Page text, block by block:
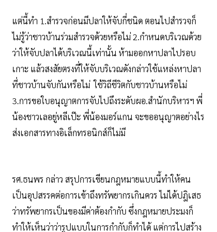
แต่นี้ทำ 1.สำรวจก่อนมีปลาให้จับกี่ชนิด ตอนไปสำรวจก็
ไม่รู้ว่าชาวบ้านร่วมสำรวจด้วยหรือไม่ 2.กำหนดบริเวณด้วย
ว่าให้จับปลาได้บริเวณนี้เท่านั้น ห้ามออกหาปลาไปรอบ
เกาะ แล้วสงสัยตรงที่ให้จับบริเวณดังกล่าวใช้แหล่งหาปลา
ที่ชาวบ้านจับกันหรือไม่ ใช้วิถีชีวิตกับชาวบ้านหรือไม่
3.การขอใบอนุญาตการจับไปถึงระดับผอ.สำนักบริหารฯ พี่
น้องชาวเลอยู่หลีเป๊ะ พี่น้องมอร์แกน จะขออนุญาตอย่างไร
ส่งเอกสารทางอิเล็กทรอนิกส์ก็ไม่มี
รศ.ธนพร กล่าว สรุปการเขียนกฎหมายแบบนี้ทำให้คน
เป็นอุปสรรคต่อการเข้าถึงทรัพยากรเกินควร ไม่ได้ปฎิเสธ
ว่าทรัพยากรเป็นของมีค่าต้องกำกับ ซึ่งกฎหมายประมงก็
ทำให้เห็นว่าว่ารูปแบบในการกำกับก็ทำได้ แต่การไปสร้าง